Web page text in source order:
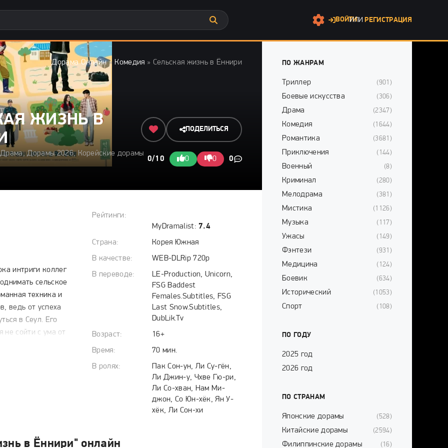
ВОЙТИ
ИЛИ РЕГИСТРАЦИЯ
Дорама Онлайн» Комедия » Сельская жизнь в Ëннири
ЖИЗНЬ В
ПОДЕЛИТЬСЯ
Дорамы 2026, Корейские дорамы
0/10 0 0 0
интриги коллег
сельское
техника и
ведь от успеха
в Сеул. Его
не сойти с ума от
младший и вовсе
начинает
Рейтинги:
MyDramalist: 7.4
Страна:
Корея Южная
В качестве:
WEB-DLRip 720p
В переводе:
LE-Production, Unicorn,
FSG Baddest
Females.Subtitles, FSG
Last Snow.Subtitles,
DubLik.Tv
Возраст:
16+
Время:
70 мин.
В ролях:
Пак Сон-ун, Ли Су-гён,
Ли Джин-у, Чхве Гю-ри,
Ли Со-хван, Нам Ми-
джон, Со Юн-хёк, Ян У-
хёк, Ли Сон-хи
в Ëннири" онлайн
ПО ЖАНРАМ
Триллер (901)
Боевые искусства (306)
Драма (2347)
Комедия (1644)
Романтика (3681)
Приключения (144)
Военный (8)
Криминал (280)
Мелодрама (381)
Мистика (1126)
Музыка (117)
Ужасы (149)
Фэнтези (931)
Медицина (124)
Боевик (634)
Исторический (1053)
Спорт (108)
ПО ГОДУ
2025 год
2026 год
ПО СТРАНАМ
Японские дорамы (528)
Китайские дорамы (2594)
Филиппинские дорамы (16)